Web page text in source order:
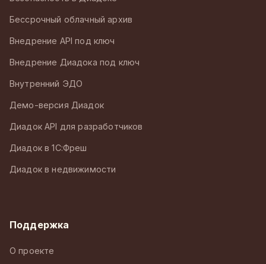
Бессрочный облачный архив
Внедрение API под ключ
Внедрение Диадока под ключ
Внутренний ЭДО
Демо-версия Диадок
Диадок API для разработчиков
Диадок в 1С:Фреш
Диадок в недвижимости
Поддержка
О проекте